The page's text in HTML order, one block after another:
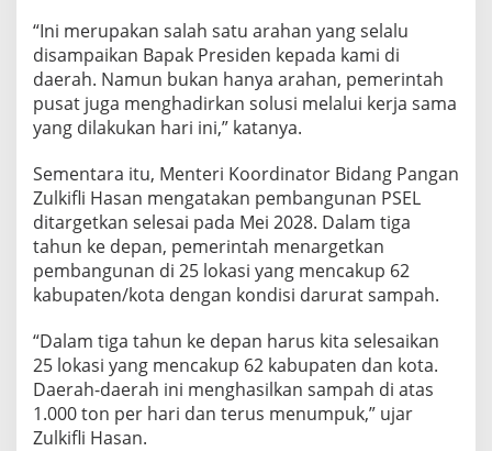
e
d
a
n
R
a
a
B
e
b
a
s
a
p
a
h
“Ini merupakan salah satu arahan yang selalu
disampaikan Bapak Presiden kepada kami di
daerah. Namun bukan hanya arahan, pemerintah
pusat juga menghadirkan solusi melalui kerja sama
yang dilakukan hari ini,” katanya.
Sementara itu, Menteri Koordinator Bidang Pangan
Zulkifli Hasan mengatakan pembangunan PSEL
ditargetkan selesai pada Mei 2028. Dalam tiga
tahun ke depan, pemerintah menargetkan
pembangunan di 25 lokasi yang mencakup 62
kabupaten/kota dengan kondisi darurat sampah.
“Dalam tiga tahun ke depan harus kita selesaikan
25 lokasi yang mencakup 62 kabupaten dan kota.
Daerah-daerah ini menghasilkan sampah di atas
1.000 ton per hari dan terus menumpuk,” ujar
Zulkifli Hasan.